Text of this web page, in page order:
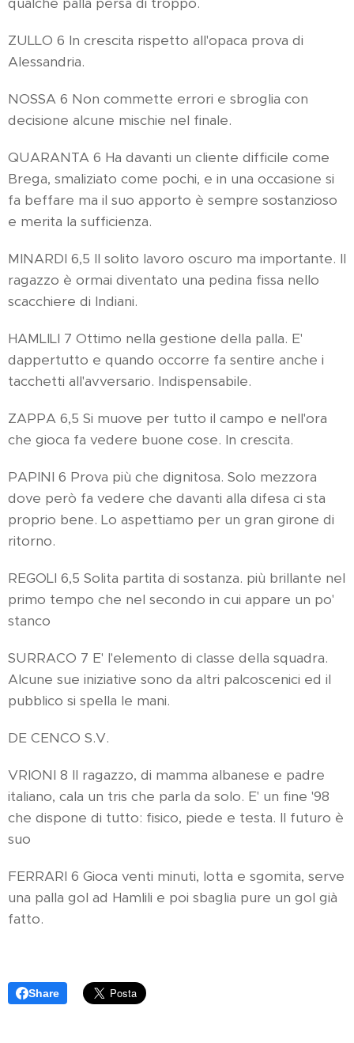
ZULLO 6 In crescita rispetto all'opaca prova di
Alessandria.
NOSSA 6 Non commette errori e sbroglia con
decisione alcune mischie nel finale.
QUARANTA 6 Ha davanti un cliente difficile come
Brega, smaliziato come pochi, e in una occasione si
fa beffare ma il suo apporto è sempre sostanzioso
e merita la sufficienza.
MINARDI 6,5 Il solito lavoro oscuro ma importante. Il
ragazzo è ormai diventato una pedina fissa nello
scacchiere di Indiani.
HAMLILI 7 Ottimo nella gestione della palla. E'
dappertutto e quando occorre fa sentire anche i
tacchetti all'avversario. Indispensabile.
ZAPPA 6,5 Si muove per tutto il campo e nell'ora
che gioca fa vedere buone cose. In crescita.
PAPINI 6 Prova più che dignitosa. Solo mezzora
dove però fa vedere che davanti alla difesa ci sta
proprio bene. Lo aspettiamo per un gran girone di
ritorno.
REGOLI 6,5 Solita partita di sostanza. più brillante nel
primo tempo che nel secondo in cui appare un po'
stanco
SURRACO 7 E' l'elemento di classe della squadra.
Alcune sue iniziative sono da altri palcoscenici ed il
pubblico si spella le mani.
DE CENCO S.V.
VRIONI 8 Il ragazzo, di mamma albanese e padre
italiano, cala un tris che parla da solo. E' un fine '98
che dispone di tutto: fisico, piede e testa. Il futuro è
suo
FERRARI 6 Gioca venti minuti, lotta e sgomita, serve
una palla gol ad Hamlili e poi sbaglia pure un gol già
fatto.
Share